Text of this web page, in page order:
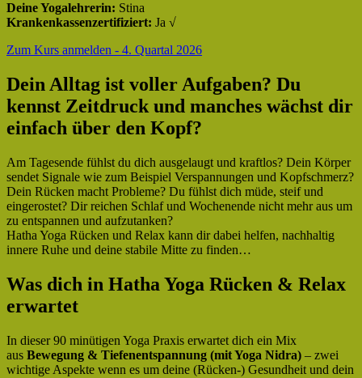
Deine Yogalehrerin: Stina
Krankenkassenzertifiziert: Ja √
Zum Kurs anmelden - 4. Quartal 2026
Dein Alltag ist voller Aufgaben? Du
kennst Zeitdruck und manches wächst dir
einfach über den Kopf?
Am Tagesende fühlst du dich ausgelaugt und kraftlos? Dein Körper
sendet Signale wie zum Beispiel Verspannungen und Kopfschmerz?
Dein Rücken macht Probleme? Du fühlst dich müde, steif und
eingerostet? Dir reichen Schlaf und Wochenende nicht mehr aus um
zu entspannen und aufzutanken?
Hatha Yoga Rücken und Relax kann dir dabei helfen, nachhaltig
innere Ruhe und deine stabile Mitte zu finden…
Was dich in Hatha Yoga Rücken & Relax
erwartet
In dieser 90 minütigen Yoga Praxis erwartet dich ein Mix
aus Bewegung & Tiefenentspannung (mit Yoga Nidra) – zwei
wichtige Aspekte wenn es um deine (Rücken-) Gesundheit und dein